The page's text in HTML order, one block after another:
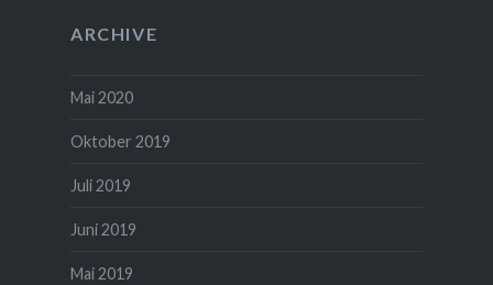
ARCHIVE
Mai 2020
Oktober 2019
Juli 2019
Juni 2019
Mai 2019